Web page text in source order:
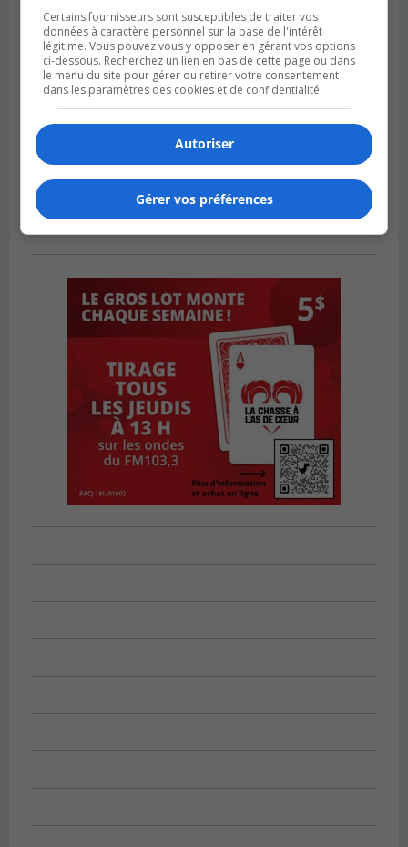
Certains fournisseurs sont susceptibles de traiter vos
données à caractère personnel sur la base de l'intérêt
légitime. Vous pouvez vous y opposer en gérant vos options
ci-dessous. Recherchez un lien en bas de cette page ou dans
le menu du site pour gérer ou retirer votre consentement
dans les paramètres des cookies et de confidentialité.
Autoriser
Gérer vos préférences